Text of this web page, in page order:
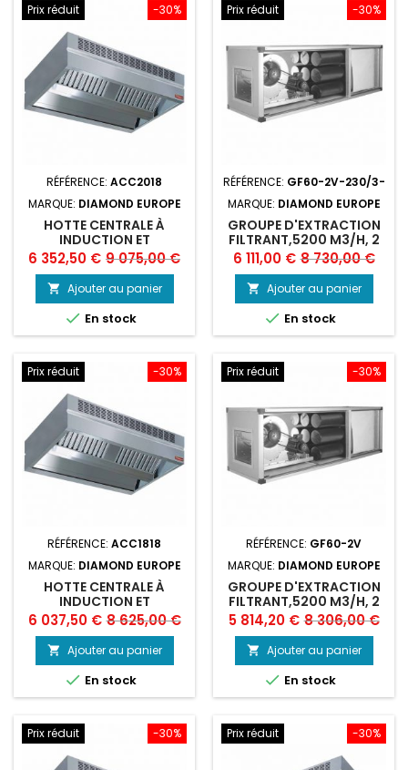
-30%
Prix réduit
RÉFÉRENCE: ACC2018
MARQUE: DIAMOND EUROPE
HOTTE CENTRALE À
INDUCTION ET
COMPENSATION
"AMBIANCE"
Prix
6 352,50 € Prix
de
base
9 075,00 €
 Ajouter au panier
 En stock
-30%
Prix réduit
RÉFÉRENCE: GF60-2V-230/3-
MARQUE: DIAMOND EUROPE
GROUPE D'EXTRACTION
FILTRANT,5200 M3/H, 2
VITESSES
Prix
6 111,00 € Prix
de
base
8 730,00 €
 Ajouter au panier
 En stock
-30%
Prix réduit
RÉFÉRENCE: ACC1818
MARQUE: DIAMOND EUROPE
HOTTE CENTRALE À
INDUCTION ET
COMPENSATION
"AMBIANCE"
Prix
6 037,50 € Prix
de
base
8 625,00 €
 Ajouter au panier
 En stock
-30%
Prix réduit
RÉFÉRENCE: GF60-2V
MARQUE: DIAMOND EUROPE
GROUPE D'EXTRACTION
FILTRANT,5200 M3/H, 2
VITESSES
Prix
5 814,20 € Prix
de
base
8 306,00 €
 Ajouter au panier
 En stock
-30%
Prix réduit -30%
Prix réduit